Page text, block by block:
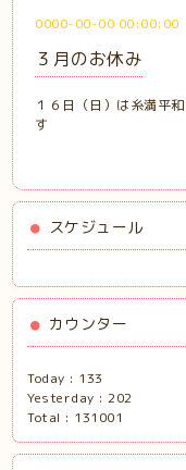
0000-00-00 00:00:00
３月のお休み
１６日（日）は糸満平
す
スケジュール
カウンター
Today : 133
Yesterday :202
Total : 131001